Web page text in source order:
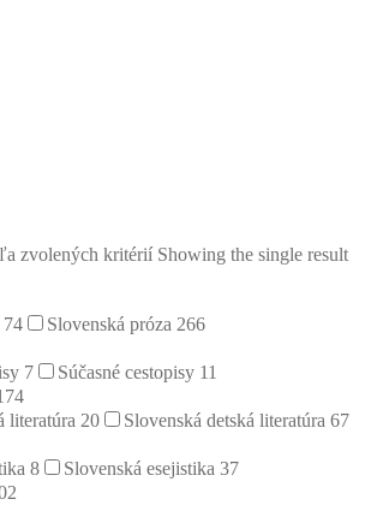
zvolených kritérií Showing the single result
74 Slovenská próza 266
7 Súčasné cestopisy 11
literatúra 20 Slovenská detská literatúra 67
8 Slovenská esejistika 37